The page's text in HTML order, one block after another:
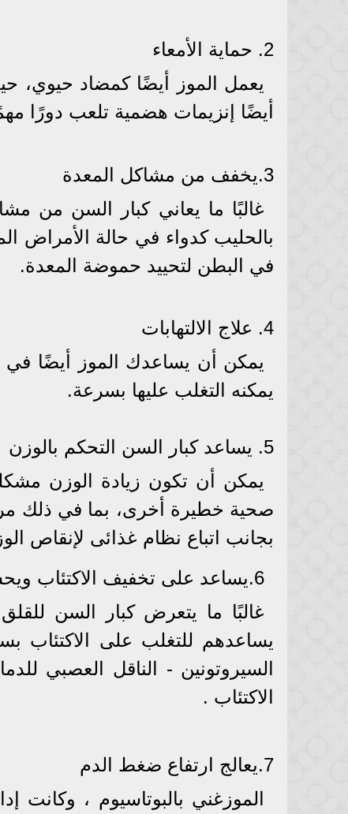
2. حماية الأمعاء
يعمل الموز أيضًا كمضاد حيوي،
أيضًا إنزيمات هضمية تلعب دورًا
3.يخفف من مشاكل المعدة
غالبًا ما يعاني كبار السن من
بالحليب كدواء في حالة الأمراض
في البطن لتحييد حموضة المعدة.
4. علاج الالتهابات
يمكن أن يساعدك الموز أيضًا في
يمكنه التغلب عليها بسرعة.
5. يساعد كبار السن التحكم بالوزن
يمكن أن تكون زيادة الوزن
بجانب اتباع نظام غذائى لإنقاص
6.يساعد على تخفيف الاكتئاب ويحسن الحالة المزاجية
غالبًا ما يتعرض كبار السن
يساعدهم للتغلب على الاكتئاب
السيروتونين - الناقل العصبي
الاكتئاب .
7.يعالج ارتفاع ضغط الدم
الموزغني بالبوتاسيوم ، وكانت